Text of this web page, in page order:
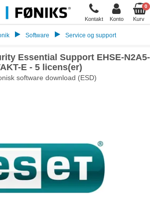
Kontakt Konto
0
Kurv
Software Service og support
Essential Support EHSE-N2A5-
E - 5 licens(er)
software download (ESD)